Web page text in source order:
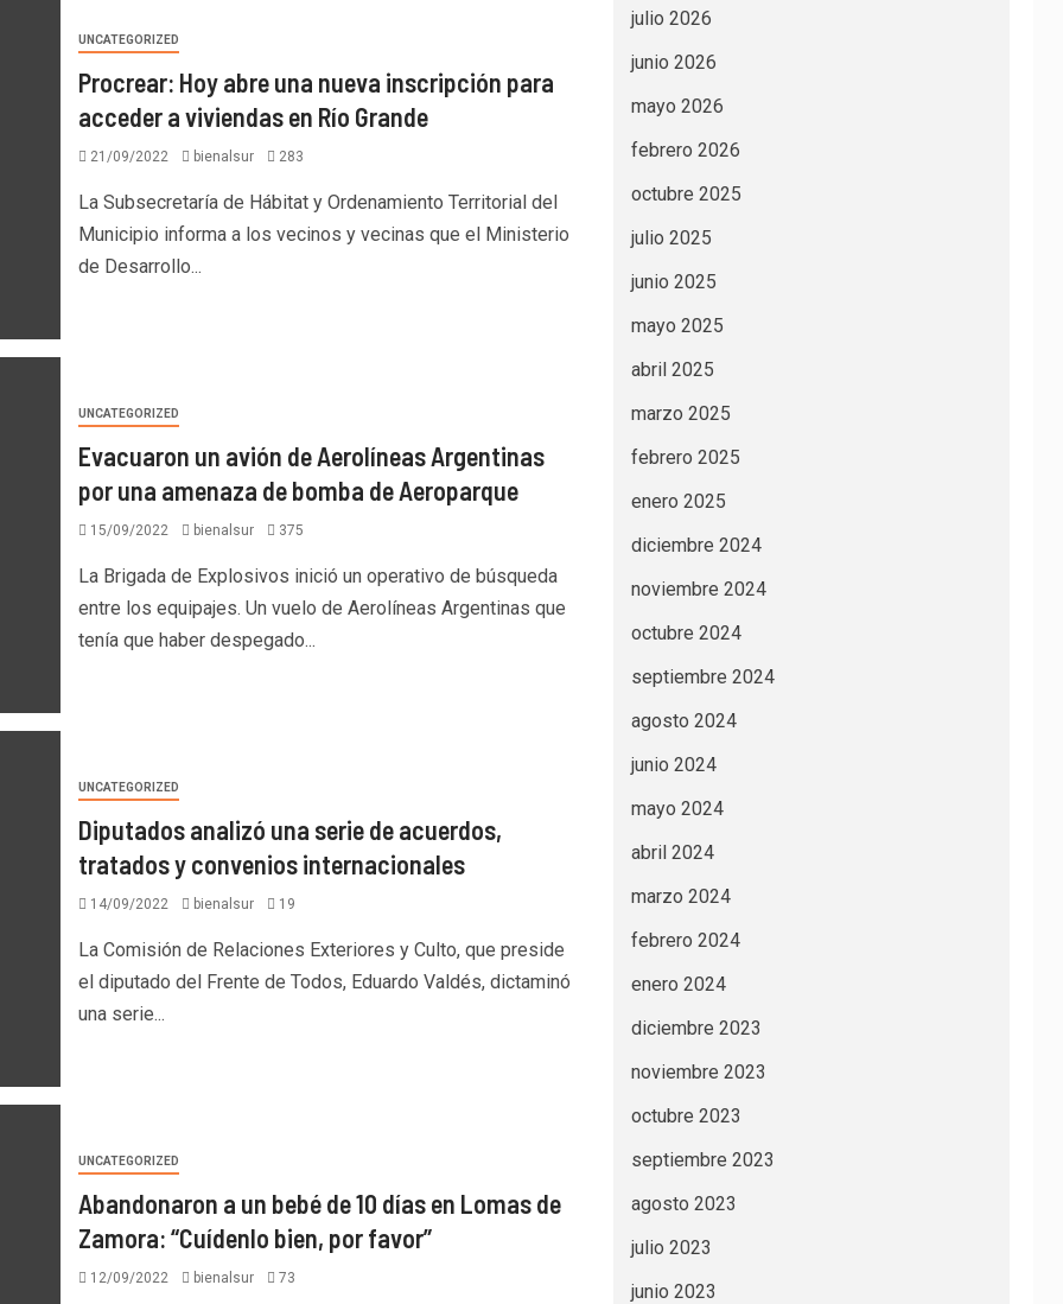
UNCATEGORIZED
Procrear: Hoy abre una nueva inscripción para
acceder a viviendas en Río Grande
21/09/2022 bienalsur 283
La Subsecretaría de Hábitat y Ordenamiento Territorial del
Municipio informa a los vecinos y vecinas que el Ministerio
de Desarrollo...
UNCATEGORIZED
Evacuaron un avión de Aerolíneas Argentinas
por una amenaza de bomba de Aeroparque
15/09/2022 bienalsur 375
La Brigada de Explosivos inició un operativo de búsqueda
entre los equipajes. Un vuelo de Aerolíneas Argentinas que
tenía que haber despegado...
UNCATEGORIZED
Diputados analizó una serie de acuerdos,
tratados y convenios internacionales
14/09/2022 bienalsur 19
La Comisión de Relaciones Exteriores y Culto, que preside
el diputado del Frente de Todos, Eduardo Valdés, dictaminó
una serie...
UNCATEGORIZED
Abandonaron a un bebé de 10 días en Lomas de
Zamora: “Cuídenlo bien, por favor”
12/09/2022 bienalsur 73
julio 2026
junio 2026
mayo 2026
febrero 2026
octubre 2025
julio 2025
junio 2025
mayo 2025
abril 2025
marzo 2025
febrero 2025
enero 2025
diciembre 2024
noviembre 2024
octubre 2024
septiembre 2024
agosto 2024
junio 2024
mayo 2024
abril 2024
marzo 2024
febrero 2024
enero 2024
diciembre 2023
noviembre 2023
octubre 2023
septiembre 2023
agosto 2023
julio 2023
junio 2023